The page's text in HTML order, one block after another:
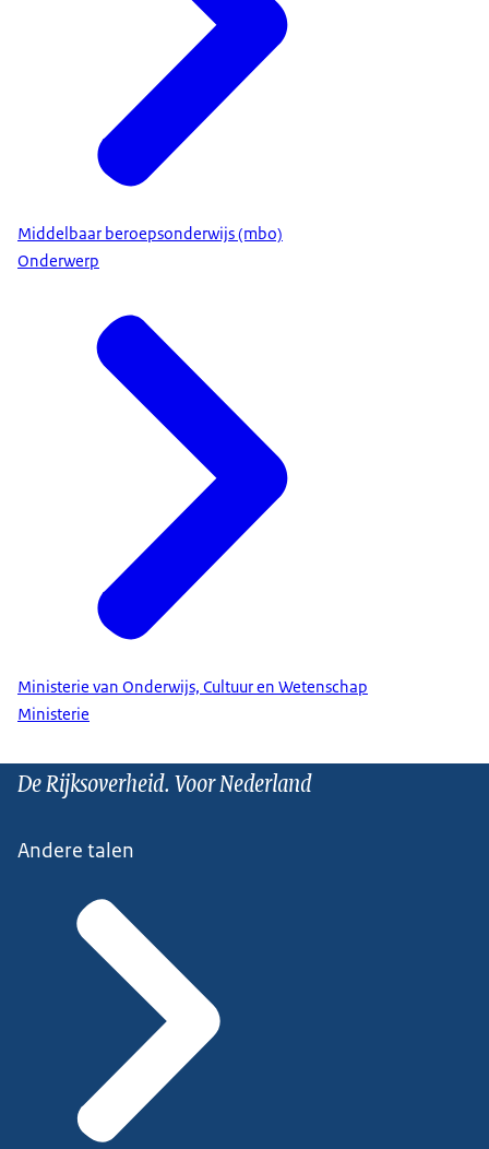
Middelbaar beroepsonderwijs (mbo)
Onderwerp
Ministerie van Onderwijs, Cultuur en Wetenschap
Ministerie
De Rijksoverheid. Voor Nederland
Andere talen